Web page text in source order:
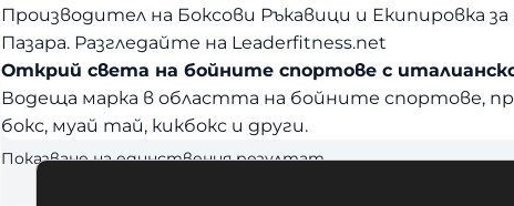
Производител на Боксови Ръкавици и Екипировка
Пазара. Разгледайте на Leaderfitness.net
Открий света на бойните спортове с
Водеща марка в областта на бойните спортове,
бокс, муай тай, кикбокс и други.
Показване на единствения резултат